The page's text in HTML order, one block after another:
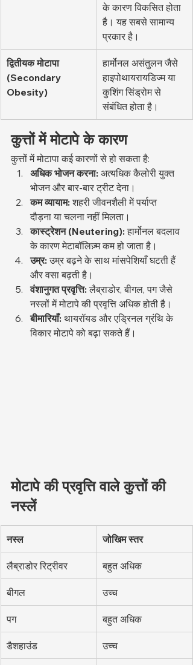
के कारण विकसित होता
है। यह सबसे सामान्य
प्रकार है।
द्वितीयक मोटापा
(Secondary
Obesity)
हार्मोनल असंतुलन जैसे
हाइपोथायरायडिज्म या
कुशिंग सिंड्रोम से
संबंधित होता है।
कुत्तों में मोटापे के कारण
कुत्तों में मोटापा कई कारणों से हो सकता है:
अधिक भोजन करना: अत्यधिक कैलोरी युक्त
भोजन और बार-बार ट्रीट देना।
कम व्यायाम: शहरी जीवनशैली में पर्याप्त
दौड़ना या चलना नहीं मिलता।
कास्ट्रेशन (Neutering): हार्मोनल बदलाव
के कारण मेटाबॉलिज़्म कम हो जाता है।
उम्र: उम्र बढ़ने के साथ मांसपेशियाँ घटती हैं
और वसा बढ़ती है।
वंशानुगत प्रवृत्ति: लैब्राडोर, बीगल, पग जैसे
नस्लों में मोटापे की प्रवृत्ति अधिक होती है।
बीमारियाँ: थायरॉयड और एड्रिनल ग्रंथि के
विकार मोटापे को बढ़ा सकते हैं।
मोटापे की प्रवृत्ति वाले कुत्तों की
नस्लें
नस्ल जोखिम स्तर
लैब्राडोर रिट्रीवर बहुत अधिक
बीगल उच्च
पग बहुत अधिक
डैशहाउंड उच्च